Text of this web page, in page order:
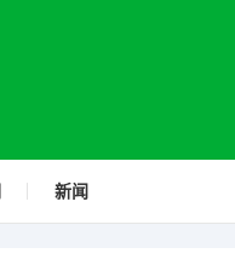
新闻